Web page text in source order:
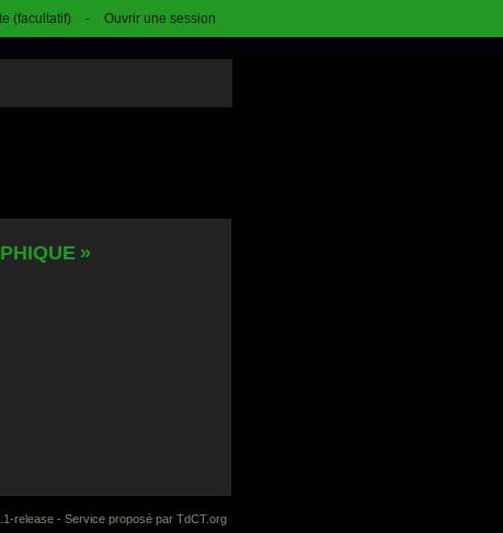
(facultatif) - Ouvrir une session
»
release - Service proposé par TdCT.org